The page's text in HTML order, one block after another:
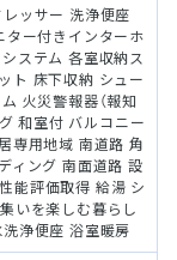
ッサー 洗浄便座
ター付きインターホ
ステム 各室収納ス
ト 床下収納 シュー
火災警報器（報知
和室付 バルコニー
専用地域 南道路 角
ィング 南面道路 設
能評価取得 給湯 シ
いを楽しむ暮らし
浄便座 浴室暖房